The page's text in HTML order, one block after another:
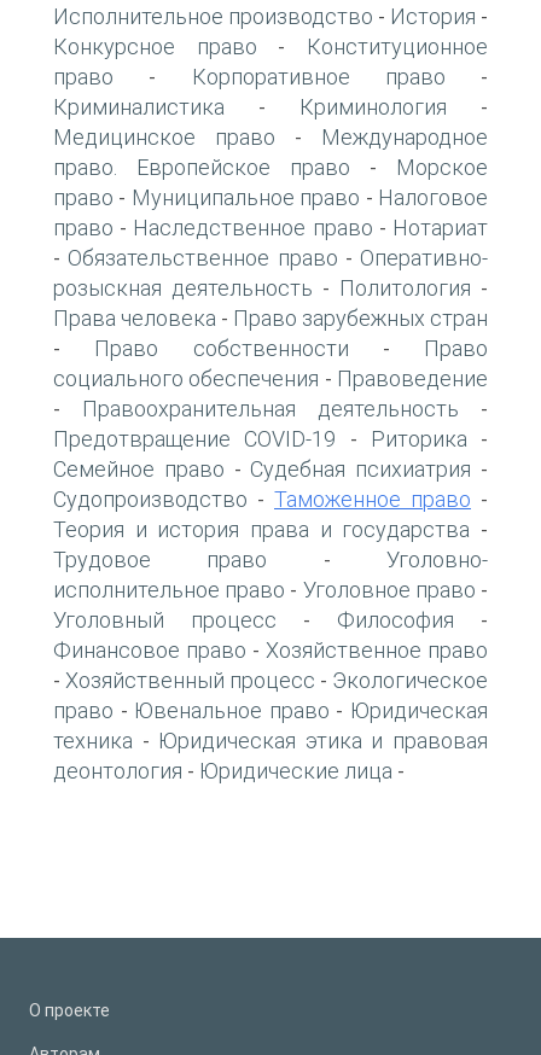
Исполнительное производство - История -
Конкурсное право -
Конституционное
право - Корпоративное право -
Криминалистика - Криминология -
Медицинское право -
Международное
право. Европейское право -
Морское
право - Муниципальное право - Налоговое
право - Наследственное право - Нотариат
- Обязательственное право - Оперативно-
розыскная деятельность - Политология -
Права человека - Право зарубежных стран
- Право собственности -
Право
социального обеспечения - Правоведение
- Правоохранительная деятельность -
Предотвращение COVID-19 - Риторика -
Семейное право - Судебная психиатрия -
Судопроизводство - Таможенное право -
Теория и история права и государства -
Трудовое право -Уголовно-
исполнительное право - Уголовное право -
Уголовный процесс - Философия -
Финансовое право - Хозяйственное право
- Хозяйственный процесс - Экологическое
право - Ювенальное право - Юридическая
техника - Юридическая этика и правовая
деонтология - Юридические лица -
О проекте